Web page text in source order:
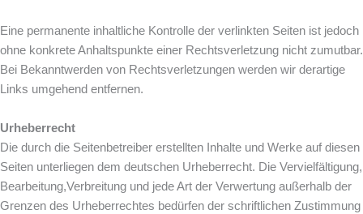
Eine permanente inhaltliche Kontrolle der verlinkten Seiten ist jedoch
ohne konkrete Anhaltspunkte einer Rechtsverletzung nicht zumutbar.
Bei Bekanntwerden von Rechtsverletzungen werden wir derartige
Links umgehend entfernen.
Urheberrecht
Die durch die Seitenbetreiber erstellten Inhalte und Werke auf diesen
Seiten unterliegen dem deutschen Urheberrecht. Die Vervielfältigung,
Bearbeitung,Verbreitung und jede Art der Verwertung außerhalb der
Grenzen des Urheberrechtes bedürfen der schriftlichen Zustimmung